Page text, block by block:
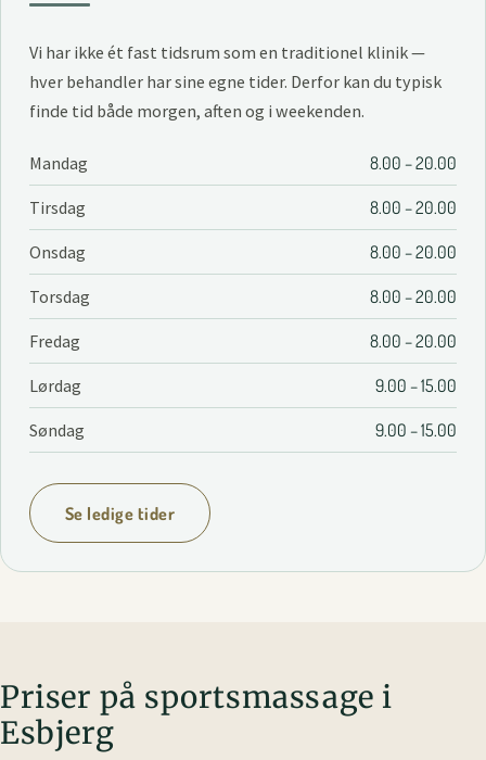
Vi har ikke ét fast tidsrum som en traditionel klinik —
hver behandler har sine egne tider. Derfor kan du typisk
finde tid både morgen, aften og i weekenden.
Mandag 8.00 – 20.00
Tirsdag 8.00 – 20.00
Onsdag 8.00 – 20.00
Torsdag 8.00 – 20.00
Fredag 8.00 – 20.00
Lørdag 9.00 – 15.00
Søndag 9.00 – 15.00
Se ledige tider
Priser på sportsmassage i
Esbjerg